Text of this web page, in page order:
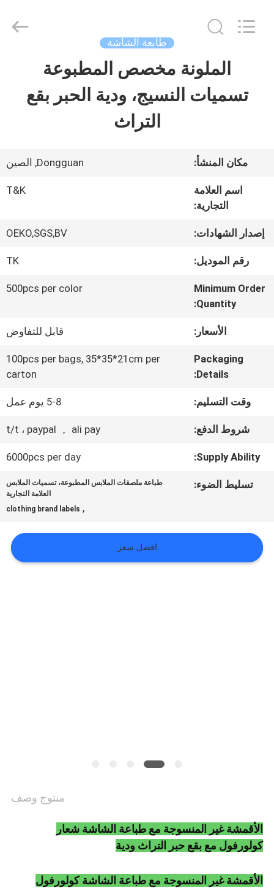
حول
جولة
المعمل
الجودة
اتصل
أخبار
القضايا
Garment
Accessories
طابعة الشاشة
الملونة مخصص المطبوعة
تسميات النسيج، ودية الحبر بقع
التراث
مكان المنشأ: Dongguan, الصين
اسم العلامة
التجارية:
T&K
إصدار الشهادات: OEKO,SGS,BV
رقم الموديل: TK
Minimum Order
Quantity:
500pcs per color
الأسعار: قابل للتفاوض
Packaging
Details:
100pcs per bags, 35*35*21cm per
carton
وقت التسليم: 5-8 يوم عمل
شروط الدفع: t/t ، paypal ， ali pay
Supply Ability:
6000pcs per day
تسليط الضوء:
طباعة ملصقات الملابس المطبوعة، تسميات الملابس
العلامة التجارية
,
clothing brand labels
افضل سعر
منتوج وصف
الأقمشة غير المنسوجة مع طباعة الشاشة شعار
كولورفول مع بقع حبر التراث ودية
الأقمشة غير المنسوجة مع طباعة الشاشة كولورفول